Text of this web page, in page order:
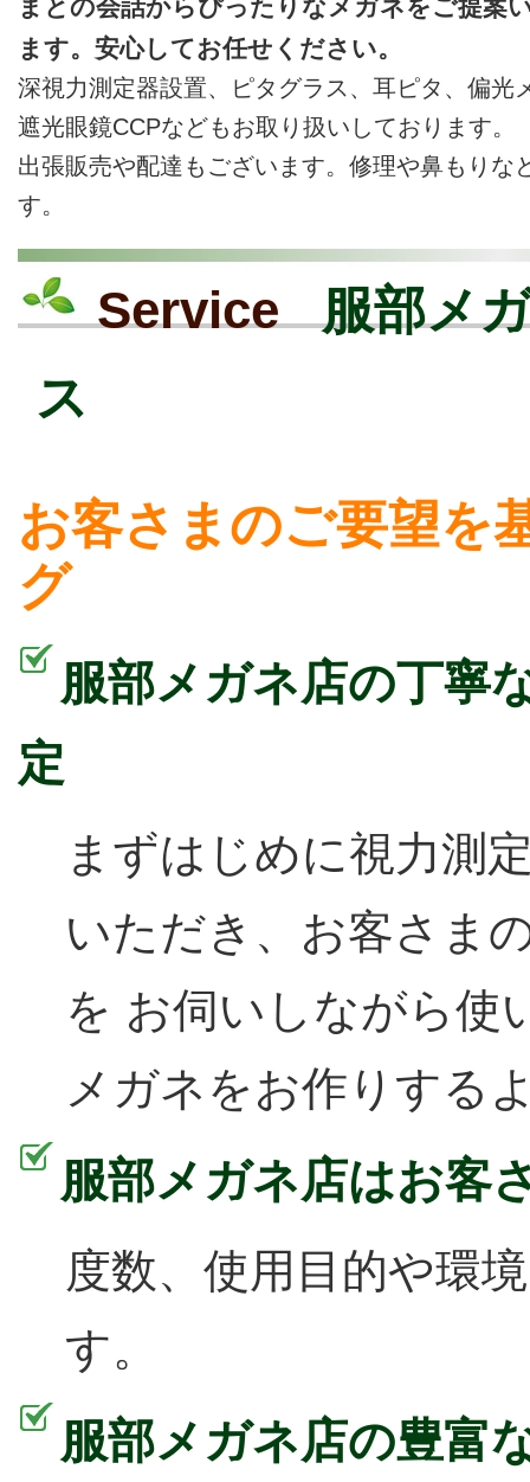
まとの会話からぴったりなメガネをご提案
ます。安心してお任せください。
深視力測定器設置、ピタグラス、耳ピタ、偏光
遮光眼鏡CCPなどもお取り扱いしております。
出張販売や配達もございます。修理や鼻もりな
す。
Service服部メ
ス
お客さまのご要望を
グ
服部メガネ店の丁寧
定
まずはじめに視力測
いただき、お客さま
を お伺いしながら使
メガネをお作りする
服部メガネ店はお客
度数、使用目的や環
す。
服部メガネ店の豊富